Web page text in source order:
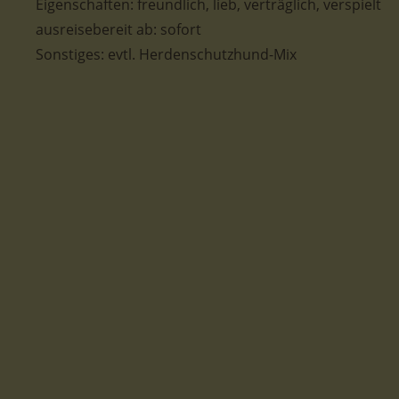
Eigenschaften: freundlich, lieb, verträglich, verspielt
ausreisebereit ab: sofort
Sonstiges: evtl. Herdenschutzhund-Mix